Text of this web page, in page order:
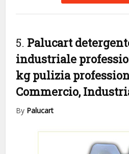
5. Palucart
industriale
kg pulizia
Commercio,
By Palucart